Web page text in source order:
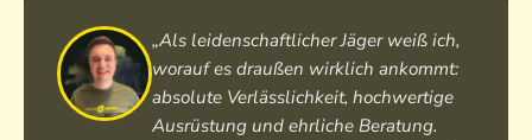
„Als leidenschaftlicher Jäger weiß ich,
worauf es draußen wirklich ankommt:
absolute Verlässlichkeit, hochwertige
Ausrüstung und ehrliche Beratung.